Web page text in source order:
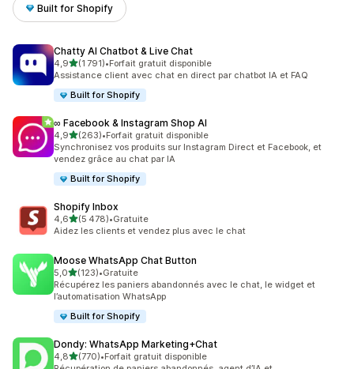
Built for Shopify
Chatty AI Chatbot & Live Chat
4,9étoile(s) sur 5
(1 791)
1791 avis au total
•Forfait gratuit disponible
Assistance client avec chat en direct par chatbot IA et FAQ
Built for Shopify
∞ Facebook & Instagram Shop AI
4,9étoile(s) sur 5
(263)
263 avis au total
•Forfait gratuit disponible
Synchronisez vos produits sur Instagram Direct et Facebook, et
vendez grâce au chat par IA
Built for Shopify
Shopify Inbox
4,6étoile(s) sur 5
(5 478)
5478 avis au total
•Gratuite
Aidez les clients et vendez plus avec le chat
Moose WhatsApp Chat Button
5,0étoile(s) sur 5
(123)
123 avis au total
•Gratuite
Récupérez les paniers abandonnés avec le chat, le widget et
l’automatisation WhatsApp
Built for Shopify
Dondy: WhatsApp Marketing+Chat
4,8étoile(s) sur 5
(770)
770 avis au total
•Forfait gratuit disponible